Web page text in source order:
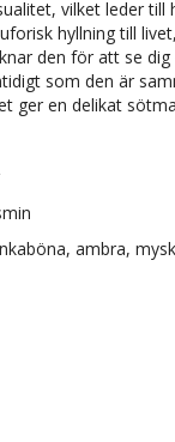
vilket leder till
hyllning till
den för att se
som den är
ger en delikat
ambra, mysk